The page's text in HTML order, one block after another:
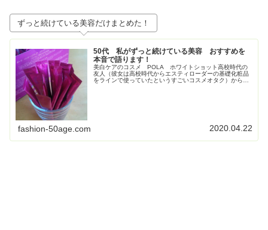
ずっと続けている美容だけまとめた！
50代 私がずっと続けている美容 おすすめを
本音で語ります！
美白ケアのコスメ POLA ホワイトショット高校時代の
友人（彼女は高校時代からエスティローダーの基礎化粧品
をラインで使っていたというすごいコスメオタク）からす
fashion-50age.com 2020.04.22